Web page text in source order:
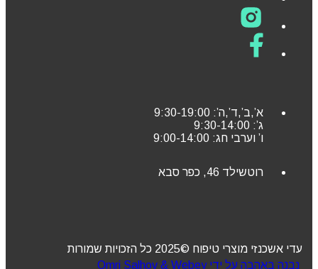
א’,ב’,ד’,ה’: 9:30-19:00
ג’: 9:30-14:00
ו’ וערבי חג: 9:00-14:00
רוטשילד 46, כפר סבא
עדי אשכנזי מוצרי טיפוח ©2025 כל הזכויות שמורות
נבנה באהבה על ידי Omri Salhov & Webey